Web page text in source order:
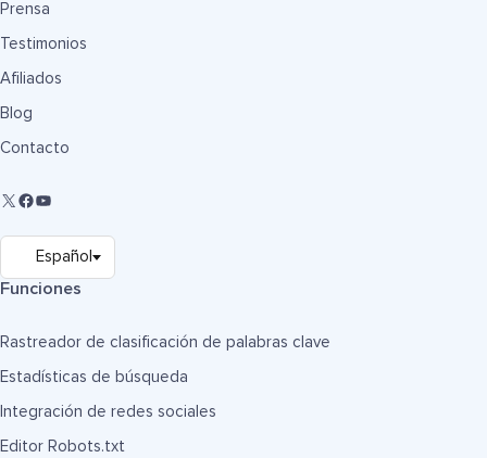
Prensa
Testimonios
Afiliados
Blog
Contacto
Funciones
Rastreador de clasificación de palabras clave
Estadísticas de búsqueda
Integración de redes sociales
Editor Robots.txt